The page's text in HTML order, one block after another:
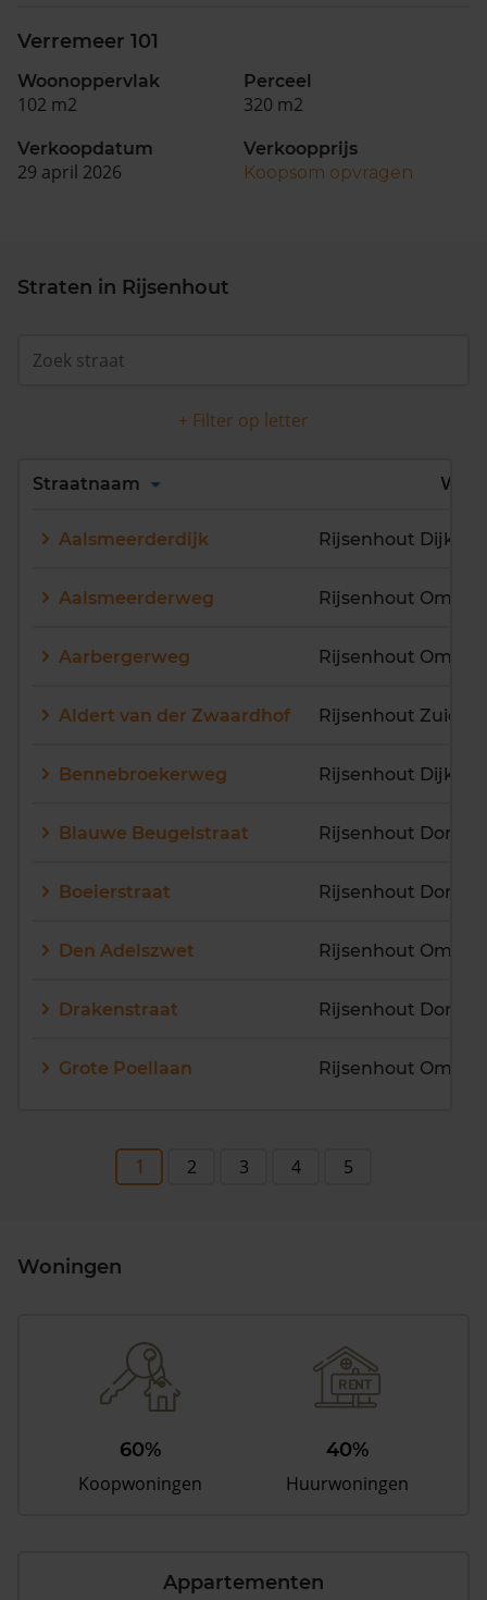
Verremeer 101
Woonoppervlak
102 m2
Perceel
320 m2
Verkoopdatum
29 april 2026
Verkoopprijs
Koopsom opvragen
Straten in Rijsenhout
+ Filter op letter
Alles
M
Q
R S U
V
Straatnaam Wijk
Aalsmeerderdijk
Aalsmeerderweg
Aarbergerweg Rijsenhout
Aldert van der Zwaardhof Rijsenhout Zuid
Bennebroekerweg
Blauwe Beugelstraat Rijsenhout Dorp
Boeierstraat Rijsenhout Dorp
Den Adelszwet Rijsenhout
Drakenstraat Rijsenhout Dorp
Grote Poellaan Rijsenhout
1 2 3 4 5
Woningen
60%
Koopwoningen
40%
Huurwoningen
Appartementen